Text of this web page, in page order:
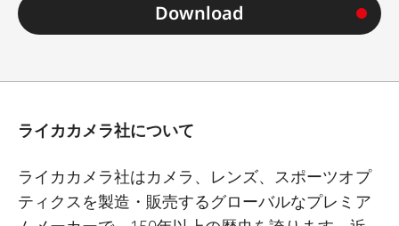
Download
ライカカメラ社について
ライカカメラ社はカメラ、レンズ、スポーツオプ
ティクスを製造・販売するグローバルなプレミア